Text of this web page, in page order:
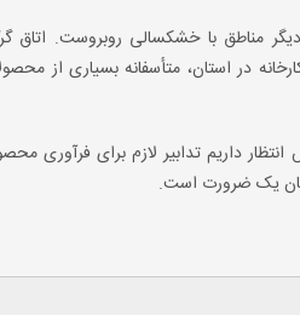
مناطق با خشکسالی روبروست.
بوده، اما توجهی به آن نشده است. همچنین با وجود ۳۲ کارخانه در
داریم تدابیر لازم برای فرآوری
یک ضرورت است.